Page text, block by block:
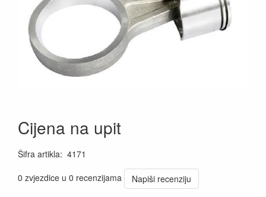
Cijena na upit
Šifra artikla: 4171
0 zvjezdice u 0 recenzijama
Napiši recenziju